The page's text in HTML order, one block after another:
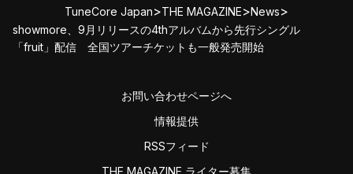
TuneCore Japan>THE MAGAZINE>News>
showmore、9月リリースの4thアルバムから先行シングル
「fruit」配信 全国ツアーチケットも一般発売開始
お問い合わせページへ
情報提供
RSSフィード